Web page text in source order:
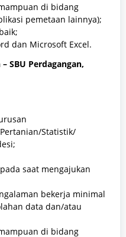
di bidang
pemetaan lainnya);
dan Microsoft Excel.
SBU Perdagangan,
Statistik/
saat mengajukan
bekerja minimal
data dan/atau
di bidang